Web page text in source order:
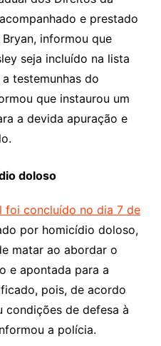
e prestado
informou que
seja incluído na lista
testemunhas do
que instaurou um
a devida apuração e
doloso
foi concluído no dia 7 de
por homicídio doloso,
matar ao abordar o
e apontada para a
pois, de acordo
condições de defesa à
a polícia.